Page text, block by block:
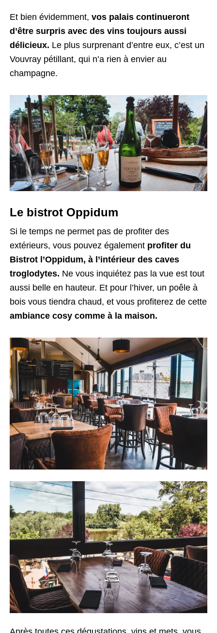
Et bien évidemment, vos palais continueront
d’être surpris avec des vins toujours aussi
délicieux. Le plus surprenant d’entre eux, c’est un
Vouvray pétillant, qui n’a rien à envier au
champagne.
Le bistrot Oppidum
Si le temps ne permet pas de profiter des
extérieurs, vous pouvez également profiter du
Bistrot l’Oppidum, à l’intérieur des caves
troglodytes. Ne vous inquiétez pas la vue est tout
aussi belle en hauteur. Et pour l’hiver, un poêle à
bois vous tiendra chaud, et vous profiterez de cette
ambiance cosy comme à la maison.